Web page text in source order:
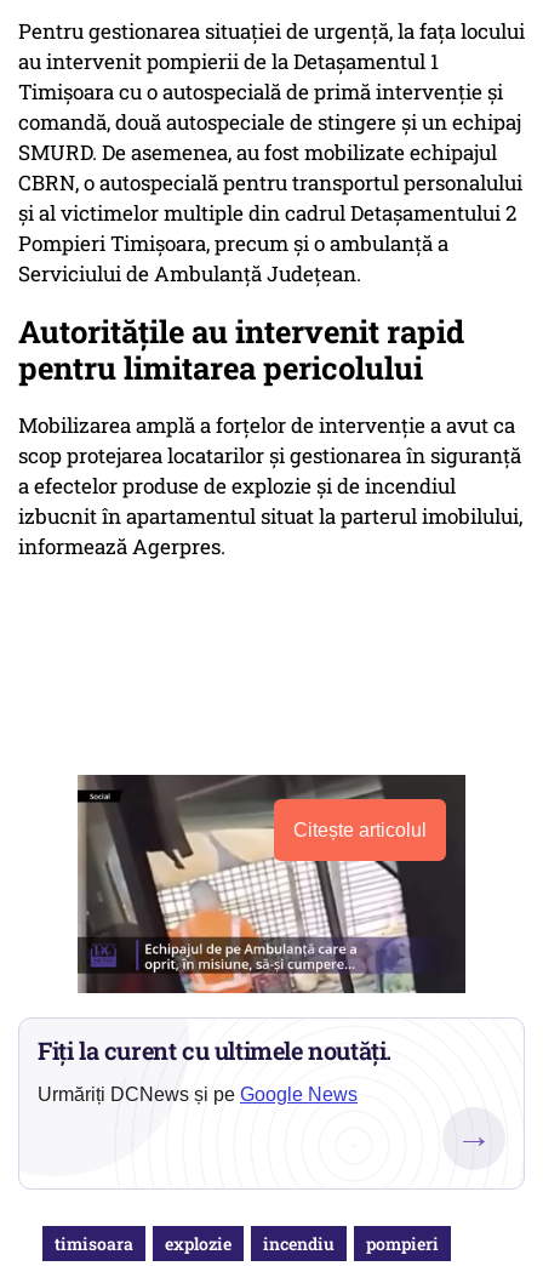
Pentru gestionarea situației de urgență, la fața locului
au intervenit pompierii de la Detașamentul 1
Timișoara cu o autospecială de primă intervenție și
comandă, două autospeciale de stingere și un echipaj
SMURD. De asemenea, au fost mobilizate echipajul
CBRN, o autospecială pentru transportul personalului
și al victimelor multiple din cadrul Detașamentului 2
Pompieri Timișoara, precum și o ambulanță a
Serviciului de Ambulanță Județean.
Autoritățile au intervenit rapid
pentru limitarea pericolului
Mobilizarea amplă a forțelor de intervenție a avut ca
scop protejarea locatarilor și gestionarea în siguranță
a efectelor produse de explozie și de incendiul
izbucnit în apartamentul situat la parterul imobilului,
informează Agerpres.
Citește articolul
Fiți la curent cu ultimele noutăți.
Urmăriți DCNews și pe Google News
→
timisoara explozie incendiu pompieri